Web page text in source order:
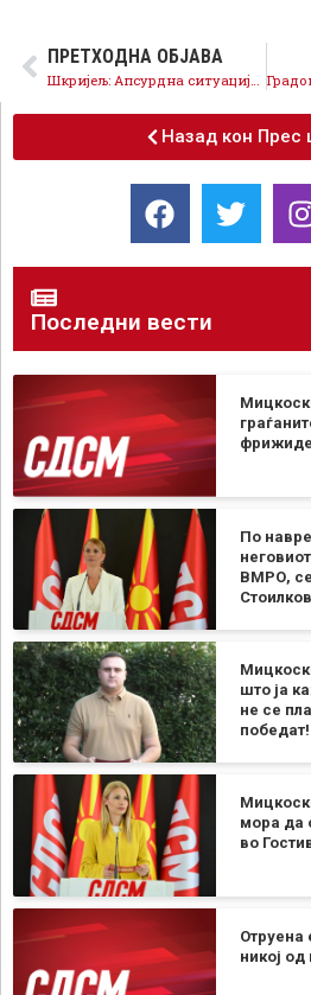
ПРЕТХОДНА ОБЈАВА
Шкријељ: Апсурдна ситуација – ВМРО-ДПМНЕ ќе поднесе идентичен закон со законот за наставници и стручни соработници којшто го блокира една година
Назад кон Прес
Последни вести
По
ВМРО,
што ја
не се
победат!
мора да
во
Отруена
никој